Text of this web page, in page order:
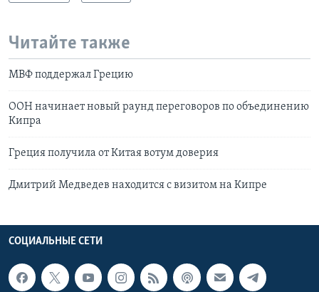
Читайте также
МВФ поддержал Грецию
ООН начинает новый раунд переговоров по объединению
Кипра
Греция получила от Китая вотум доверия
Дмитрий Медведев находится с визитом на Кипре
СОЦИАЛЬНЫЕ СЕТИ